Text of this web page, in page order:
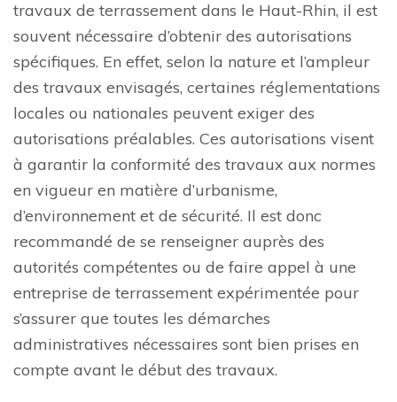
travaux de terrassement dans le Haut-Rhin, il est
souvent nécessaire d’obtenir des autorisations
spécifiques. En effet, selon la nature et l’ampleur
des travaux envisagés, certaines réglementations
locales ou nationales peuvent exiger des
autorisations préalables. Ces autorisations visent
à garantir la conformité des travaux aux normes
en vigueur en matière d’urbanisme,
d’environnement et de sécurité. Il est donc
recommandé de se renseigner auprès des
autorités compétentes ou de faire appel à une
entreprise de terrassement expérimentée pour
s’assurer que toutes les démarches
administratives nécessaires sont bien prises en
compte avant le début des travaux.